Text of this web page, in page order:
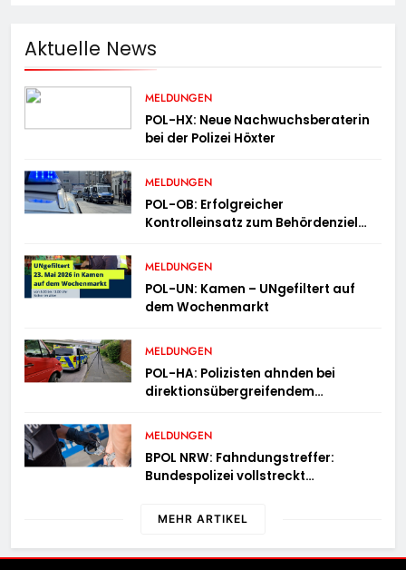
Aktuelle News
MELDUNGEN
POL-HX: Neue Nachwuchsberaterin
bei der Polizei Höxter
MELDUNGEN
POL-OB: Erfolgreicher
Kontrolleinsatz zum Behördenziel
MELDUNGEN
POL-UN: Kamen – UNgefiltert auf
dem Wochenmarkt
MELDUNGEN
POL-HA: Polizisten ahnden bei
direktionsübergreifendem
MELDUNGEN
BPOL NRW: Fahndungstreffer:
Bundespolizei vollstreckt
MEHR ARTIKEL